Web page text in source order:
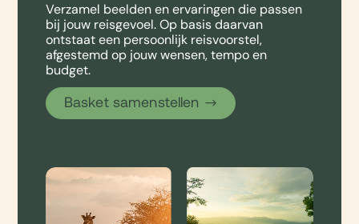
Verzamel beelden en ervaringen die passen
bij jouw reisgevoel. Op basis daarvan
ontstaat een persoonlijk reisvoorstel,
afgestemd op jouw wensen, tempo en
budget.
Basket samenstellen